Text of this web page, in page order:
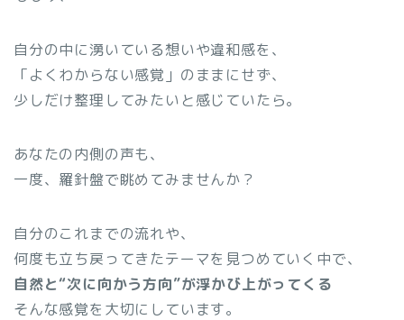
自分の中に湧いている想いや違和感を、
「よくわからない感覚」のままにせず、
少しだけ整理してみたいと感じていたら。
あなたの内側の声も、
一度、羅針盤で眺めてみませんか？
自分のこれまでの流れや、
何度も立ち戻ってきたテーマを見つめていく中で、
自然と“次に向かう方向”が浮かび上がってくる
そんな感覚を大切にしています。